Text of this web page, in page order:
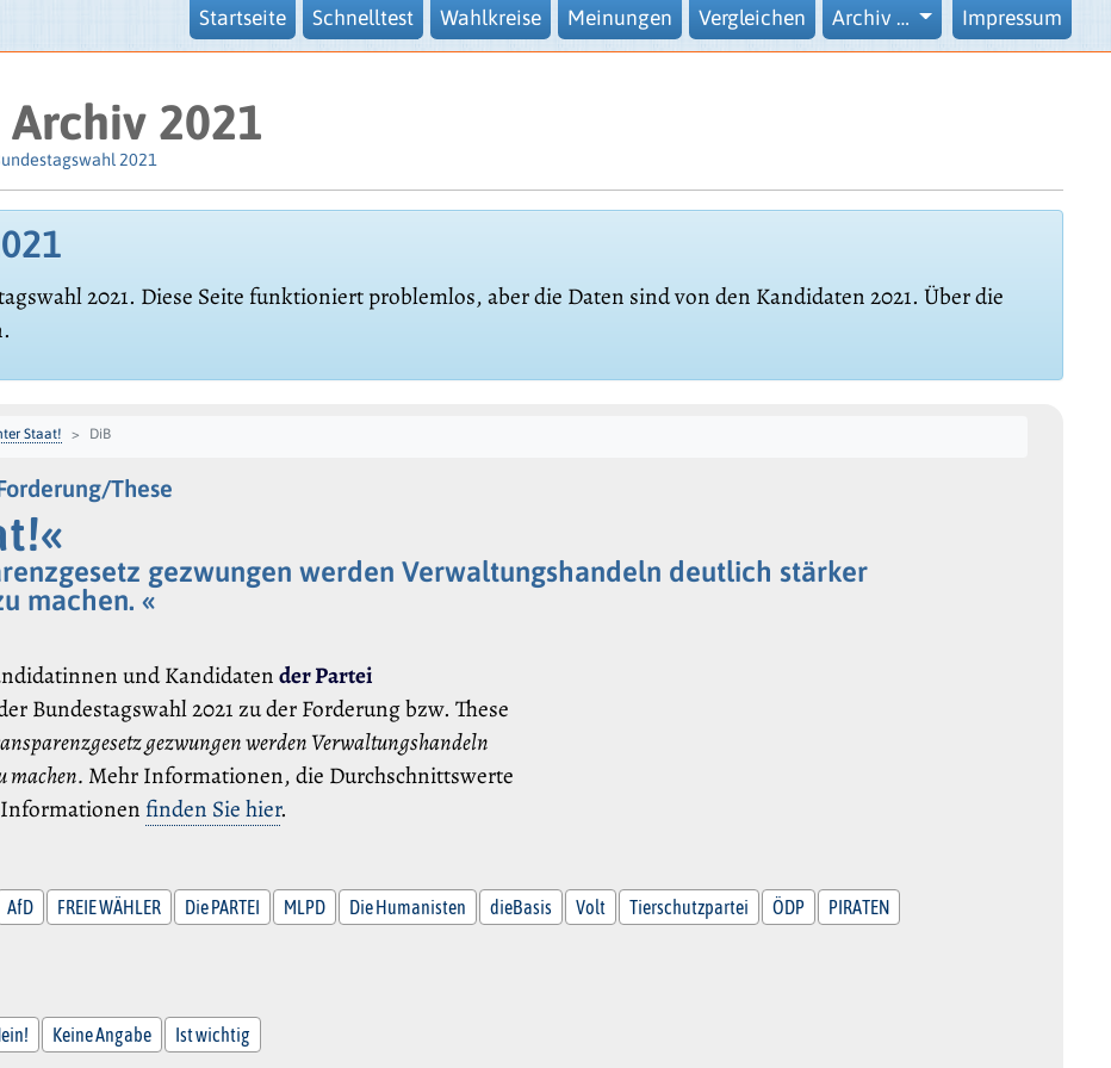
Startseite Schnelltest Wahlkreise Meinungen Vergleichen Archiv … Impressum
Archiv 2021
2021
2021. Diese Seite funktioniert problemlos, aber die Daten sind von den Kandidaten 2021. Über die
Staat! DiB
These
gezwungen werden Verwaltungshandeln deutlich stärker
machen. «
und Kandidatender Partei
Bundestagswahl 2021 zu der Forderung bzw. These
gezwungen werden Verwaltungshandeln
machen. Mehr Informationen, die Durchschnittswerte
finden Sie hier.
AfD FREIE WÄHLER Die PARTEI MLPD Die Humanisten dieBasis Volt Tierschutzpartei ÖDP PIRATEN
Keine Angabe Ist wichtig